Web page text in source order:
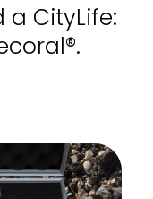
a CityLife: